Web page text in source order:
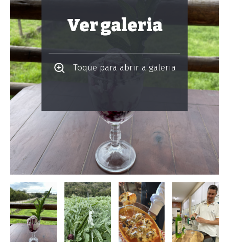
Ver galeria
Toque para abrir a galeria